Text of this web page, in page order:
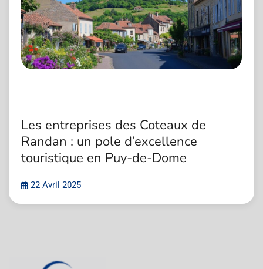
Les entreprises des Coteaux de
Randan : un pole d’excellence
touristique en Puy-de-Dome
22 Avril 2025